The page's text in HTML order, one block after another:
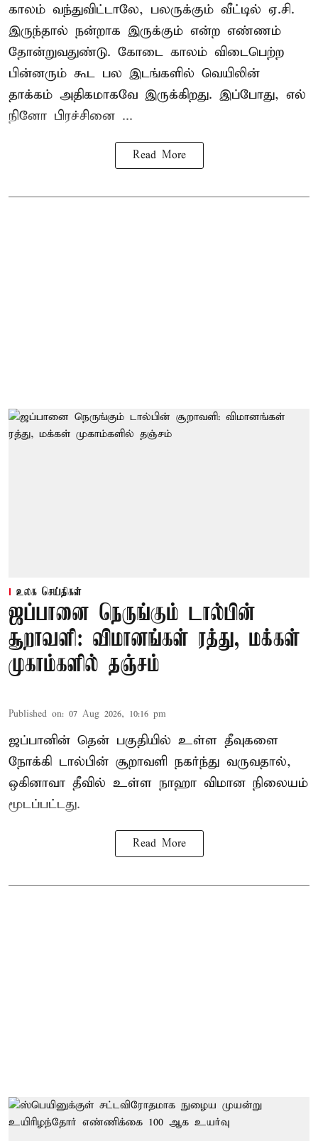
காலம் வந்துவிட்டாலே, பலருக்கும் வீட்டில் ஏ.சி.
இருந்தால் நன்றாக இருக்கும் என்ற எண்ணம்
தோன்றுவதுண்டு. கோடை காலம் விடைபெற்ற
பின்னரும் கூட பல இடங்களில் வெயிலின்
தாக்கம் அதிகமாகவே இருக்கிறது. இப்போது, எல்
நினோ பிரச்சினை ...
Read More
உலக செய்திகள்
ஜப்பானை நெருங்கும் டால்பின்
சூறாவளி: விமானங்கள் ரத்து, மக்கள்
முகாம்களில் தஞ்சம்
Published on: 07 Aug 2026, 10:16 pm
ஜப்பானின் தென் பகுதியில் உள்ள தீவுகளை
நோக்கி டால்பின் சூறாவளி நகர்ந்து வருவதால்,
ஒகினாவா தீவில் உள்ள நாஹா விமான நிலையம்
மூடப்பட்டது.
Read More